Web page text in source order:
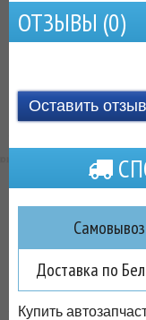
ОТЗЫВЫ (0)
Оставить отзыв
Самовывоз
Доставка по
Купить